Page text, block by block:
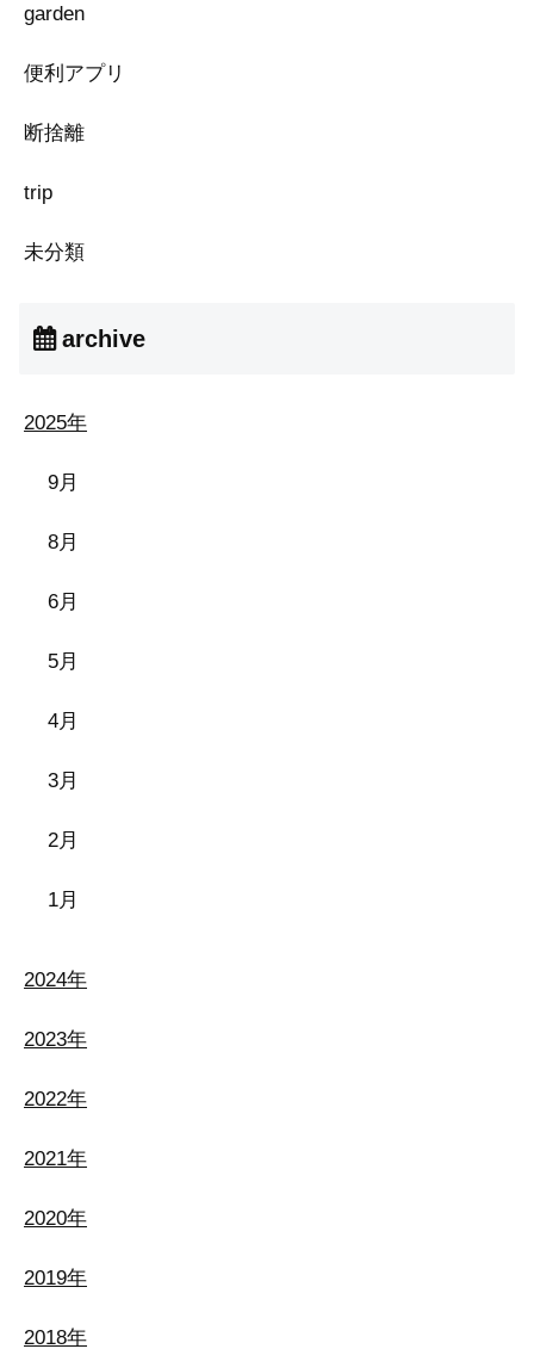
garden
便利アプリ
断捨離
trip
未分類
archive
2025年
9月
8月
6月
5月
4月
3月
2月
1月
2024年
2023年
2022年
2021年
2020年
2019年
2018年